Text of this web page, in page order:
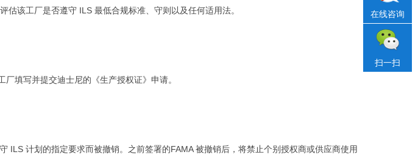
估该工厂是否遵守 ILS 最低合规标准、守则以及任何适用法。
填写并提交迪士尼的《生产授权证》申请。
ILS 计划的指定要求而被撤销。之前签署的FAMA 被撤销后，将禁止个别授权商或供应商使用
在线咨询
扫一扫